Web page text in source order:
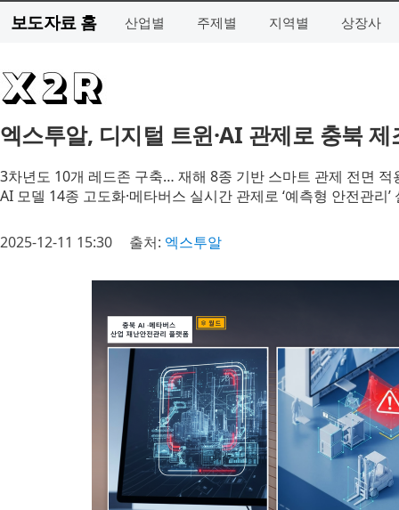
보도자료 홈 산업별 주제별 지역별 상장사
엑스투알, 디지털 트윈·AI 관제로 충북
3차년도 10개 레드존 구축… 재해 8종 기반 스마트 관제 전면 적
AI 모델 14종 고도화·메타버스 실시간 관제로 ‘예측형 안전관리’
2025-12-11 15:30 출처: 엑스투알